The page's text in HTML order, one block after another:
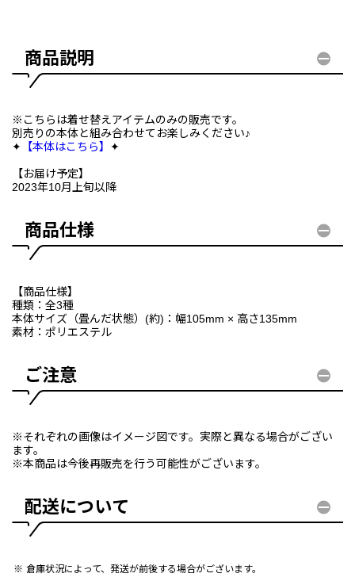
商品説明
※こちらは着せ替えアイテムのみの販売です。
別売りの本体と組み合わせてお楽しみください♪
✦ 【本体はこちら】 ✦
【お届け予定】
2023年10月上旬以降
商品仕様
【商品仕様】
種類：全3種
本体サイズ（畳んだ状態）(約)：幅105mm × 高さ135mm
素材：ポリエステル
ご注意
※それぞれの画像はイメージ図です。実際と異なる場合がござい
ます。
※本商品は今後再販売を行う可能性がございます。
配送について
倉庫状況によって、発送が前後する場合がございます。